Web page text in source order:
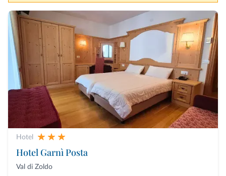
Hotel
Hotel Garnì Posta
Val di Zoldo